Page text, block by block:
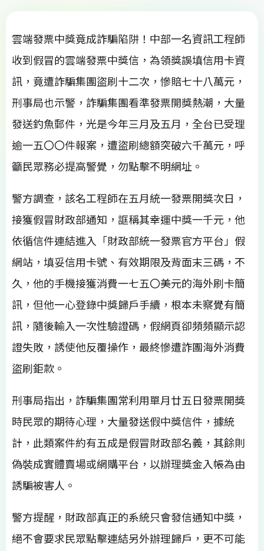
雲端發票中獎竟成詐騙陷阱！中部一名資訊工程師
收到假冒的雲端發票中獎信，為領獎誤填信用卡資
訊，竟遭詐騙集團盜刷十二次，慘賠七十八萬元，
刑事局也示警，詐騙集團看準發票開獎熱潮，大量
發送釣魚郵件，光是今年三月及五月，全台已受理
逾一五〇〇件報案，遭盜刷總額突破六千萬元，呼
籲民眾務必提高警覺，勿點擊不明網址。
警方調查，該名工程師在五月統一發票開獎次日，
接獲假冒財政部通知，誆稱其幸運中獎一千元，他
依循信件連結進入「財政部統一發票官方平台」假
網站，填妥信用卡號、有效期限及背面末三碼，不
久，他的手機接獲消費一七五〇美元的海外刷卡簡
訊，但他一心登錄中獎歸戶手續，根本未察覺有簡
訊，隨後輸入一次性驗證碼，假網頁卻頻頻顯示認
證失敗，誘使他反覆操作，最終慘遭詐團海外消費
盜刷鉅款。
刑事局指出，詐騙集團常利用單月廿五日發票開獎
時民眾的期待心理，大量發送假中獎信件，據統
計，此類案件約有五成是假冒財政部名義，其餘則
偽裝成實體賣場或網購平台，以辦理獎金入帳為由
誘騙被害人。
警方提醒，財政部真正的系統只會發信通知中獎，
絕不會要求民眾點擊連結另外辦理歸戶，更不可能